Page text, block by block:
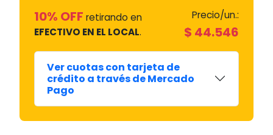
10% OFF retirando en
EFECTIVO EN EL LOCAL.
Precio/un.:
$ 44.546
Ver cuotas con tarjeta de
crédito a través de Mercado
Pago